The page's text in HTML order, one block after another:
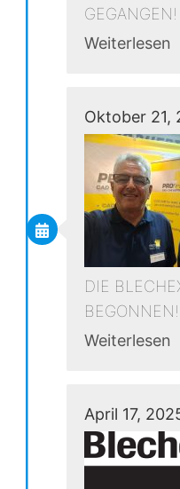
GEGANGEN!
Weiterlesen
Oktober 21,
DIE
BEGONNEN!
Weiterlesen
April 17,